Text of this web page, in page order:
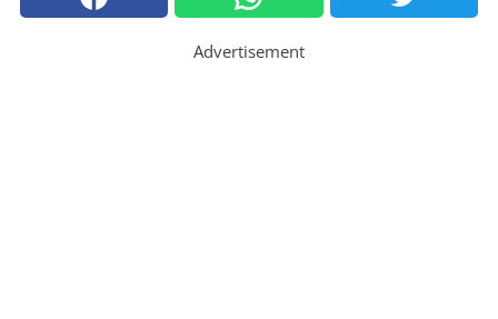
Advertisement